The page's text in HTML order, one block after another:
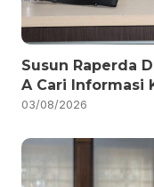
Susun Raperda
A Cari Informasi
03/08/2026